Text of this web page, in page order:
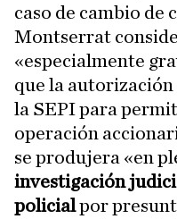
caso de cambio de
Montserrat
«especialmente
que la autorización
la SEPI para
operación
se produjera «en
investigación
policialpor